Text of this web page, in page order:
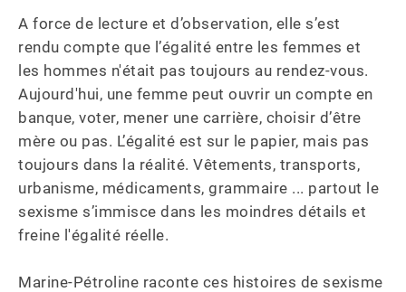
A force de lecture et d’observation, elle s’est
rendu compte que l’égalité entre les femmes et
les hommes n'était pas toujours au rendez-vous.
Aujourd'hui, une femme peut ouvrir un compte en
banque, voter, mener une carrière, choisir d’être
mère ou pas. L’égalité est sur le papier, mais pas
toujours dans la réalité. Vêtements, transports,
urbanisme, médicaments, grammaire ... partout le
sexisme s’immisce dans les moindres détails et
freine l'égalité réelle.
Marine-Pétroline raconte ces histoires de sexisme